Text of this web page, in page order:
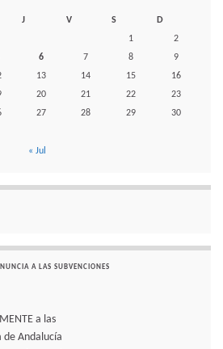
J V S
D
1
2
6 7 8
9
13 14 15
16
20 21 22
23
27 28 29
30
« Jul
A LAS SUBVENCIONES
a las
de Andalucía